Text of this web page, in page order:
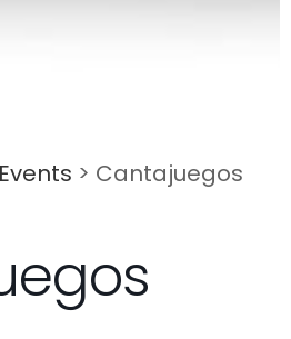
Events > Cantajuegos